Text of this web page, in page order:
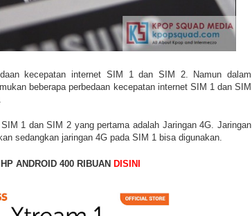
kecepatan internet SIM 1 dan SIM 2. Namun dalam
beberapa perbedaan kecepatan internet SIM 1 dan SIM
1 dan SIM 2 yang pertama adalah Jaringan 4G. Jaringan
sedangkan jaringan 4G pada SIM 1 bisa digunakan.
ANDROID 400 RIBUAN DISINI